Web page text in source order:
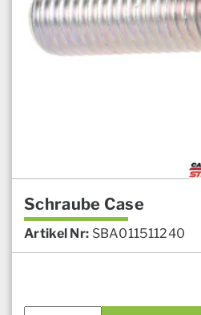
Schraube Case
Artikel Nr: SBA011511240